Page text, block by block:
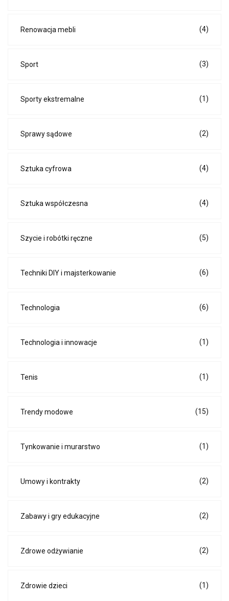
Renowacja mebli (4)
Sport (3)
Sporty ekstremalne (1)
Sprawy sądowe (2)
Sztuka cyfrowa (4)
Sztuka współczesna (4)
Szycie i robótki ręczne (5)
Techniki DIY i majsterkowanie (6)
Technologia (6)
Technologia i innowacje (1)
Tenis (1)
Trendy modowe (15)
Tynkowanie i murarstwo (1)
Umowy i kontrakty (2)
Zabawy i gry edukacyjne (2)
Zdrowe odżywianie (2)
Zdrowie dzieci (1)